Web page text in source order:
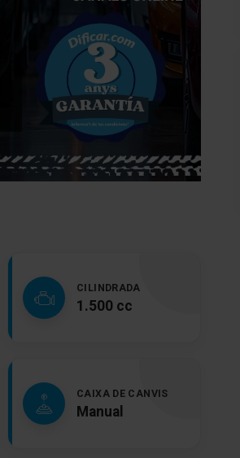
CILINDRADA
1.500 cc
CAIXA DE CANVIS
Manual